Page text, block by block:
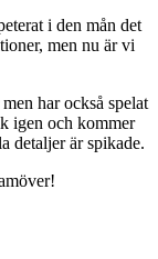
i den mån det
men nu är vi
har också spelat
igen och kommer
detaljer är spikade.